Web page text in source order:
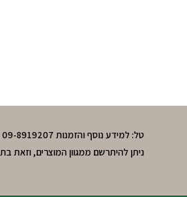
טל: למידע נוסף והזמנות 09-8919207 , 050-3643595 חיה. מושב חרות,גוש תל-מונד.
ניתן להיתרשם ממגוון המוצרים, וזאת